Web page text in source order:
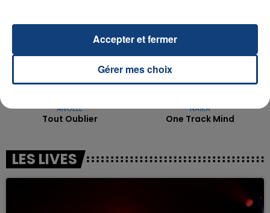
ANGELE
Tout Oublier
NAÏKA
One Track Mind
LES LIVES
Gérer mes choix
Accepter et fermer